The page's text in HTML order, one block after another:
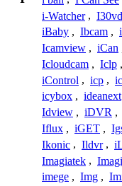
i-Watcher , I30vd
iBaby , Ibcam ,
Icamview , iCan
Icloudcam , Iclp ,
iControl , icp ,
icybox , ideanext
Idview , iDVR ,
Iflux , iGET ,
Ikonic , Ildvr ,
Imagiatek ,
imege , Img ,